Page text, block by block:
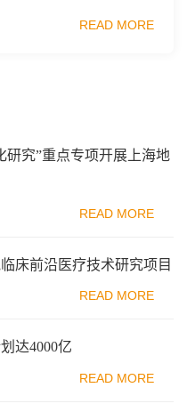
瓦长寿科学...
READ MORE
研究”重点专项开展上海地
READ MORE
床前沿医疗技术研究项目
READ MORE
达4000亿
READ MORE